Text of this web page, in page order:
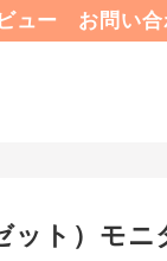
ュー お問い
ト）モニ